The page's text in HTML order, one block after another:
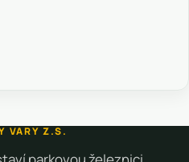
VARY Z.S.